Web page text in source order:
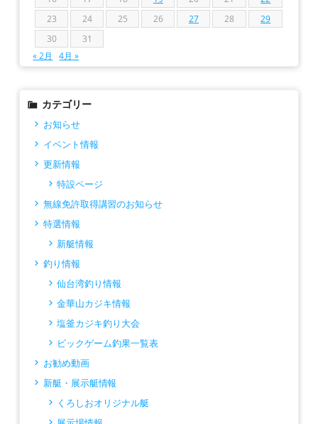
23
24 25 26 27 28
29
30
31
« 2月
4月 »
カテゴリー
お知らせ
イベント情報
更新情報
特設ページ
無線免許取得講習のお知らせ
特選情報
新艇情報
釣り情報
仙台湾釣り情報
金華山カジキ情報
塩釜カジキ釣り大会
ビックゲーム釣果一覧表
お勧め動画
新艇・展示艇情報
くろしおオリジナル艇